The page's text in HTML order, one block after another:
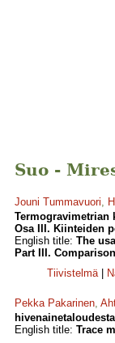
Suo -
Jouni Tummavuori,
Termogravimetrian
Osa III. Kiinteiden
English title: The
Part III.
Tiivistelmä|
Pekka Pakarinen,
English title: Trace